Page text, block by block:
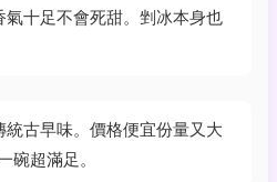
十足不會死甜。剉冰本身也
古早味。價格便宜份量又大
碗超滿足。